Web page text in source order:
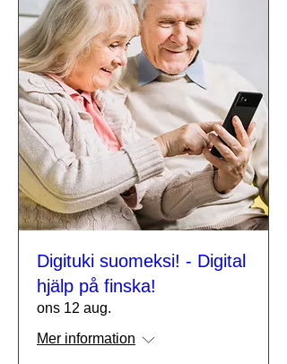
Digituki suomeksi! - Digital
hjälp på finska!
ons 12 aug.
Mer information